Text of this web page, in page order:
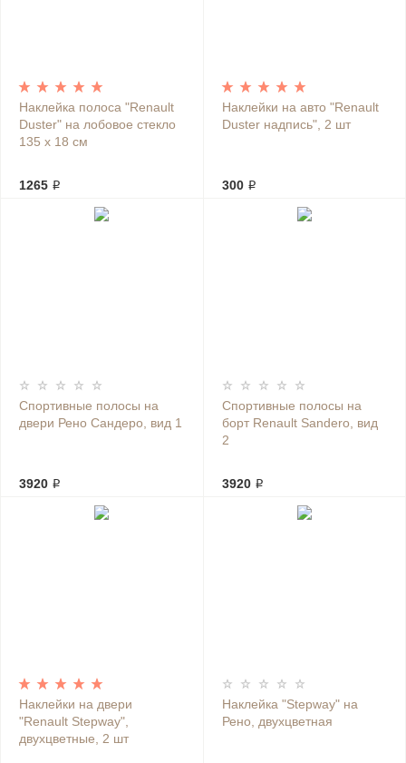
Наклейка полоса "Renault
Duster" на лобовое стекло
135 х 18 см
1265 ₽
Наклейки на авто "Renault
Duster надпись", 2 шт
300 ₽
Спортивные полосы на
двери Рено Сандеро, вид 1
3920 ₽
Спортивные полосы на
борт Renault Sandero, вид
2
3920 ₽
Наклейки на двери
"Renault Stepway",
двухцветные, 2 шт
Наклейка "Stepway" на
Рено, двухцветная